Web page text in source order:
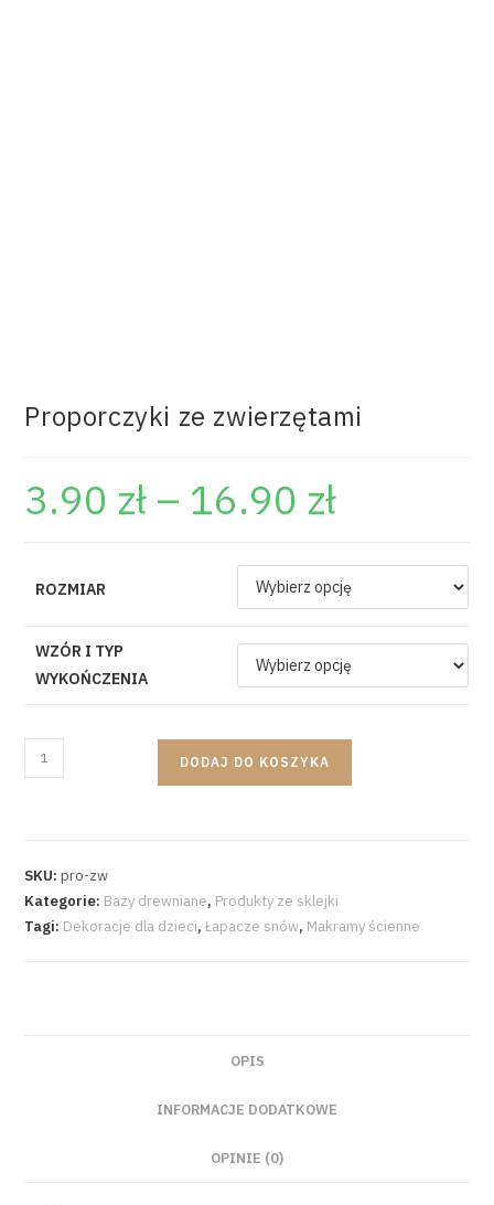
Proporczyki ze zwierzętami
3.90 zł – 16.90 zł
ROZMIAR
WZÓR I TYP
WYKOŃCZENIA
DODAJ DO KOSZYKA
SKU:pro-zw
Kategorie: Bazy drewniane, Produkty ze sklejki
Tagi: Dekoracje dla dzieci,Łapacze snów, Makramy ścienne
OPIS
INFORMACJE DODATKOWE
OPINIE (0)